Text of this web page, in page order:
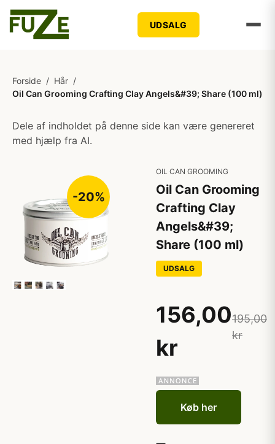
UDSALG
Forside / Hår /
Oil Can Grooming Crafting Clay Angels&#39; Share (100 ml)
Dele af indholdet på denne side kan være genereret
med hjælp fra AI.
-20%
OIL CAN GROOMING
Oil Can Grooming
Crafting Clay
Angels&#39;
Share (100 ml)
UDSALG
156,00
kr
195,00
kr
Køb her